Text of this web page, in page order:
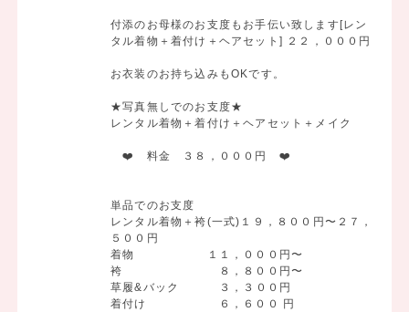
付添のお母様のお支度もお手伝い致します[レン
タル着物＋着付け＋ヘアセット] ２２，０００円
お衣装のお持ち込みもOKです。
★写真無しでのお支度★
レンタル着物＋着付け＋ヘアセット＋メイク
❤️ 料金 ３８，０００円 ❤️
単品でのお支度
レンタル着物＋袴(一式)１９，８００円〜２７，
５００円
着物 １１，０００円〜
袴 ８，８００円〜
草履&バック ３，３００円
着付け ６，６００ 円